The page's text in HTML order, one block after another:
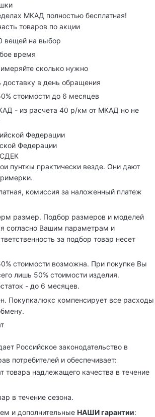
МКАД полностью бесплатная!
товаров по акции
вещей на выбор
время
сколько нужно
в день обращения
стоимости до 6 месяцев
- из расчета 40 р/км от МКАД но не
Федерации
пунткы практически везде. Они дают
комиссия за наложенный платеж
размер. Подбор размеров и моделей
согласно Вашим параметрам и
за подбор товар несет
стоимости возможна. При покупке Вы
лишь 50% стоимости изделия.
- до 6 месяцев.
Покупкалюкс компенсирует все расходы
Российское законодательство в
потребителей и обеспечивает:
товара надлежащего качества в течение
в течение сезона.
и дополнительные НАШИ гарантии: